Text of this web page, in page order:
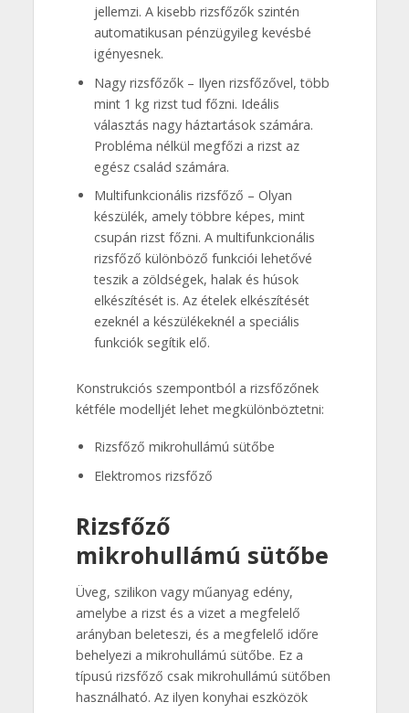
jellemzi. A kisebb rizsfőzők szintén
automatikusan pénzügyileg kevésbé
igényesnek.
Nagy rizsfőzők – Ilyen rizsfőzővel, több
mint 1 kg rizst tud főzni. Ideális
választás nagy háztartások számára.
Probléma nélkül megfőzi a rizst az
egész család számára.
Multifunkcionális rizsfőző – Olyan
készülék, amely többre képes, mint
csupán rizst főzni. A multifunkcionális
rizsfőző különböző funkciói lehetővé
teszik a zöldségek, halak és húsok
elkészítését is. Az ételek elkészítését
ezeknél a készülékeknél a speciális
funkciók segítik elő.
Konstrukciós szempontból a rizsfőzőnek
kétféle modelljét lehet megkülönböztetni:
Rizsfőző mikrohullámú sütőbe
Elektromos rizsfőző
Rizsfőző
mikrohullámú sütőbe
Üveg, szilikon vagy műanyag edény,
amelybe a rizst és a vizet a megfelelő
arányban beleteszi, és a megfelelő időre
behelyezi a mikrohullámú sütőbe. Ez a
típusú rizsfőző csak mikrohullámú sütőben
használható. Az ilyen konyhai eszközök